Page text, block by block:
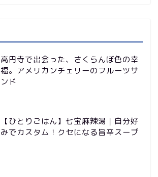
高円寺で出会った、さくらんぼ色の幸
福。アメリカンチェリーのフルーツサ
ンド
【ひとりごはん】七宝麻辣湯｜自分好
みでカスタム！クセになる旨辛スープ